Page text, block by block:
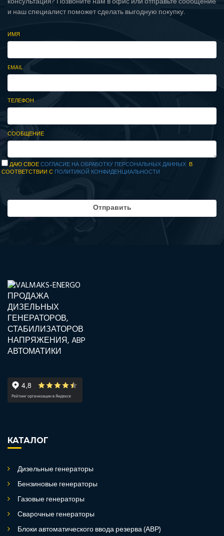
и наш специалист поможет сделать выгодную покупку.
ИМЯ
EMAIL
ТЕЛЕФОН
СООБЩЕНИЕ
ДАЮ СВОЕСОГЛАСИЕ НА ОБРАБОТКУ ПЕРСОНАЛЬНЫХ ДАННЫХ В
СООТВЕТСТВИИ С ПОЛИТИКОЙ КОНФИДЕНЦИАЛЬНОСТИ
КАТАЛОГ
Дизельные генераторы
Бензиновые генераторы
Газовые генераторы
Сварочные генераторы
Блоки автоматического ввода резерва (АВР)